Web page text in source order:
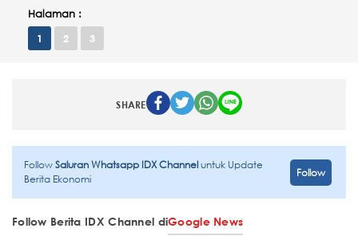
Halaman :
1 2 3
SHARE
FollowSaluran Whatsapp IDX Channeluntuk Update
Berita Ekonomi
Follow
Follow Berita IDX Channel diGoogle News